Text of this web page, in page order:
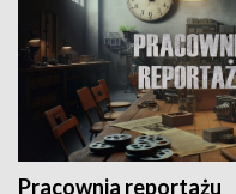
Pracownia reportażu